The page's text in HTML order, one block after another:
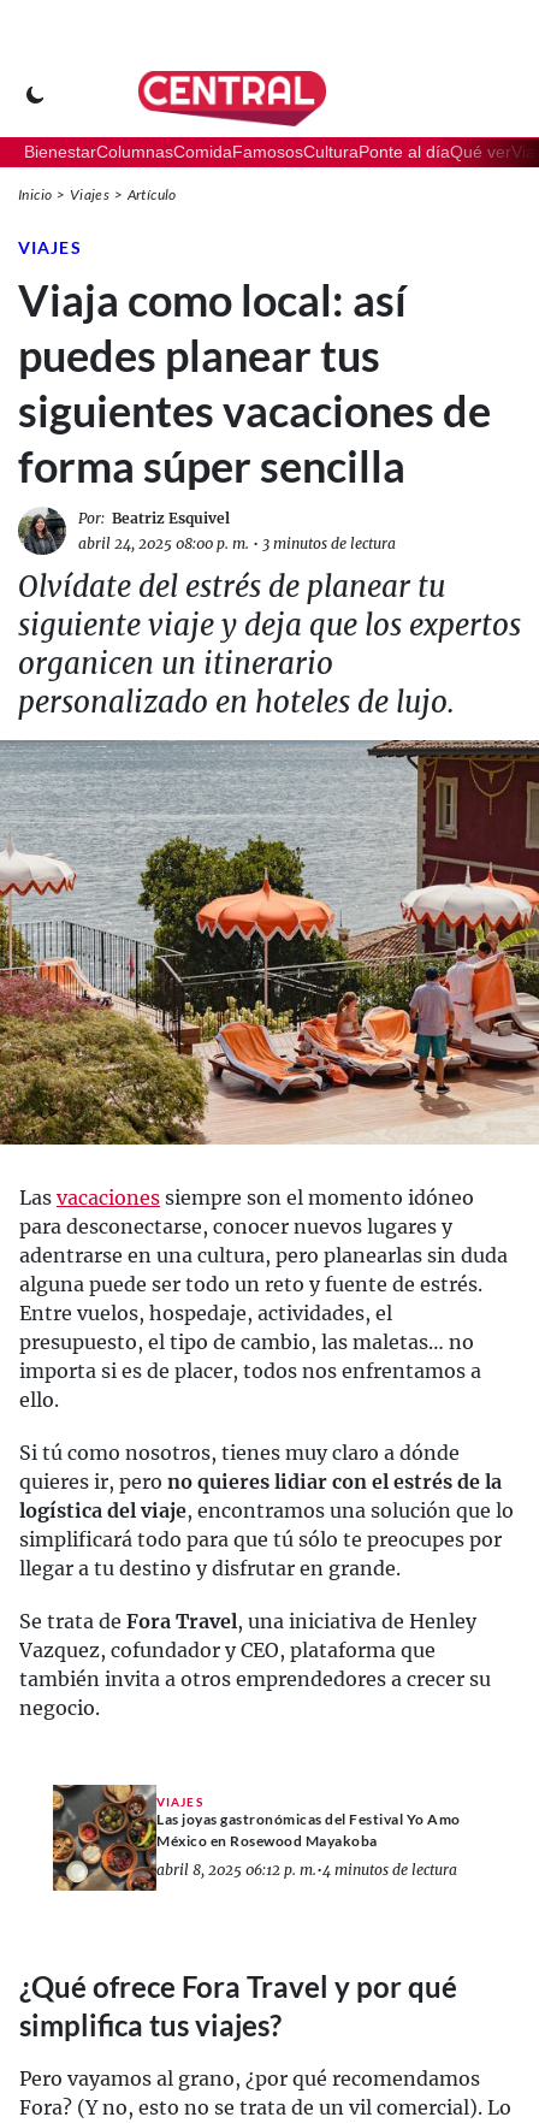
BienestarColumnasComidaFamososCulturaPonte al díaQué ver
Inicio Viajes Artículo
VIAJES
Viaja como local: así
puedes planear tus
siguientes vacaciones de
forma súper sencilla
Por: Beatriz Esquivel
abril 24, 2025 08:00 p. m. • 3 minutos de lectura
Olvídate del estrés de planear tu
siguiente viaje y deja que los expertos
organicen un itinerario
personalizado en hoteles de lujo.
Las vacaciones siempre son el momento idóneo
para desconectarse, conocer nuevos lugares y
adentrarse en una cultura, pero planearlas sin duda
alguna puede ser todo un reto y fuente de estrés.
Entre vuelos, hospedaje, actividades, el
presupuesto, el tipo de cambio, las maletas… no
importa si es de placer, todos nos enfrentamos a
ello.
Si tú como nosotros, tienes muy claro a dónde
quieres ir, pero no quieres lidiar con el estrés de la
logística del viaje, encontramos una solución que lo
simplificará todo para que tú sólo te preocupes por
llegar a tu destino y disfrutar en grande.
Se trata de Fora Travel, una iniciativa de Henley
Vazquez, cofundador y CEO, plataforma que
también invita a otros emprendedores a crecer su
negocio.
VIAJES
Las joyas gastronómicas del Festival Yo Amo
México en Rosewood Mayakoba
abril 8, 2025 06:12 p. m.•4 minutos de lectura
¿Qué ofrece Fora Travel y por qué
simplifica tus viajes?
Pero vayamos al grano, ¿por qué recomendamos
Fora? (Y no, esto no se trata de un vil comercial). Lo